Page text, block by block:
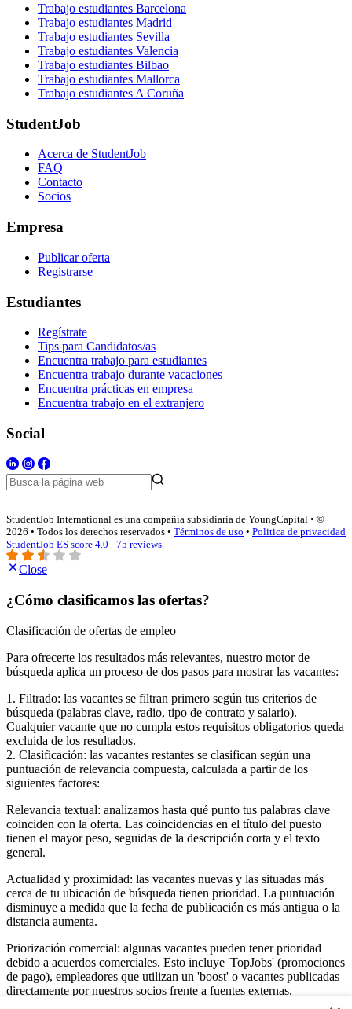
Trabajo estudiantes Barcelona
Trabajo estudiantes Madrid
Trabajo estudiantes Sevilla
Trabajo estudiantes Valencia
Trabajo estudiantes Bilbao
Trabajo estudiantes Mallorca
Trabajo estudiantes A Coruña
StudentJob
Acerca de StudentJob
FAQ
Contacto
Socios
Empresa
Publicar oferta
Registrarse
Estudiantes
Regístrate
Tips para Candidatos/as
Encuentra trabajo para estudiantes
Encuentra trabajo durante vacaciones
Encuentra prácticas en empresa
Encuentra trabajo en el extranjero
Social
StudentJob International es una compañía subsidiaria de YoungCapital • ©
2026 • Todos los derechos reservados • Términos de uso • Politica de privacidad
StudentJob ES score 4.0 - 75 reviews
Close
¿Cómo clasificamos las ofertas?
Clasificación de ofertas de empleo
Para ofrecerte los resultados más relevantes, nuestro motor de
búsqueda aplica un proceso de dos pasos para mostrar las vacantes:
1. Filtrado: las vacantes se filtran primero según tus criterios de
búsqueda (palabras clave, radio, tipo de contrato y salario).
Cualquier vacante que no cumpla estos requisitos obligatorios queda
excluida de los resultados.
2. Clasificación: las vacantes restantes se clasifican según una
puntuación de relevancia compuesta, calculada a partir de los
siguientes factores:
Relevancia textual: analizamos hasta qué punto tus palabras clave
coinciden con la oferta. Las coincidencias en el título del puesto
tienen el mayor peso, seguidas de la descripción corta y el texto
general.
Actualidad y proximidad: las vacantes nuevas y las situadas más
cerca de tu ubicación de búsqueda tienen prioridad. La puntuación
disminuye a medida que la fecha de publicación es más antigua o la
distancia aumenta.
Priorización comercial: algunas vacantes pueden tener prioridad
debido a acuerdos comerciales. Esto incluye 'TopJobs' (promociones
de pago), empleadores que utilizan un 'boost' o vacantes publicadas
directamente por nuestros socios frente a fuentes externas.